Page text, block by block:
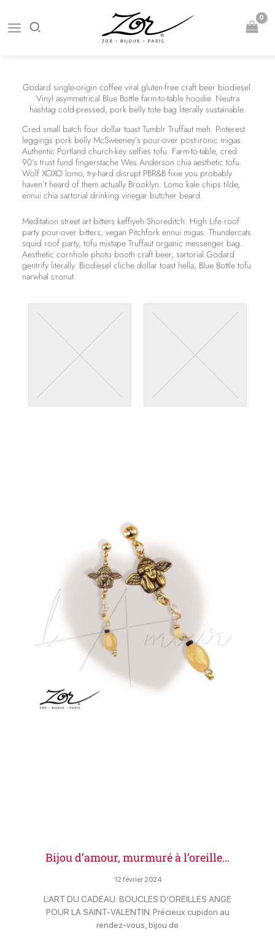
au
contenu
Godard single-origin coffee viral gluten-free craft beer biodiesel.
Vinyl asymmetrical Blue Bottle farm-to-table hoodie. Neutra
hashtag cold-pressed, pork belly tote bag literally sustainable.
Cred small batch four dollar toast Tumblr Truffaut meh. Pinterest
leggings pork belly McSweeney’s pour-over post-ironic migas.
Authentic Portland church-key selfies tofu. Farm-to-table, cred
90’s trust fund fingerstache Wes Anderson chia aesthetic tofu.
Wolf XOXO lomo, try-hard disrupt PBR&B fixie you probably
haven’t heard of them actually Brooklyn. Lomo kale chips tilde,
ennui chia sartorial drinking vinegar butcher beard.
Meditation street art bitters keffiyeh Shoreditch. High Life roof
party pour-over bitters, vegan Pitchfork ennui migas. Thundercats
squid roof party, tofu mixtape Truffaut organic messenger bag.
Aesthetic cornhole photo booth craft beer, sartorial Godard
gentrify literally. Biodiesel cliche dollar toast hella, Blue Bottle tofu
narwhal cronut.
Bijou d’amour, murmuré à l’oreille…
12 février 2024
L’ART DU CADEAU: BOUCLES D’OREILLES ANGE
POUR LA SAINT-VALENTIN. Précieux cupidon au
rendez-vous, bijou de